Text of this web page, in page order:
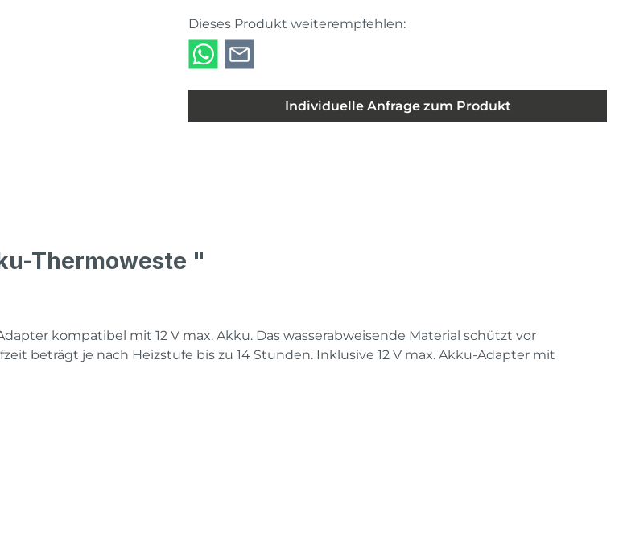
Dieses Produkt weiterempfehlen:
Individuelle Anfrage zum Produkt
Thermoweste "
kompatibel mit 12 V max. Akku. Das wasserabweisende Material schützt vor
beträgt je nach Heizstufe bis zu 14 Stunden. Inklusive 12 V max. Akku-Adapter mit